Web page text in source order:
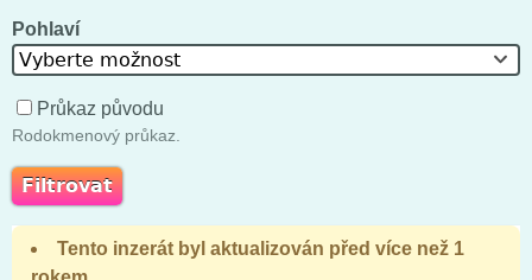
Pohlaví
Vyberte možnost
Průkaz původu
Rodokmenový průkaz.
Tento inzerát byl aktualizován před více než 1